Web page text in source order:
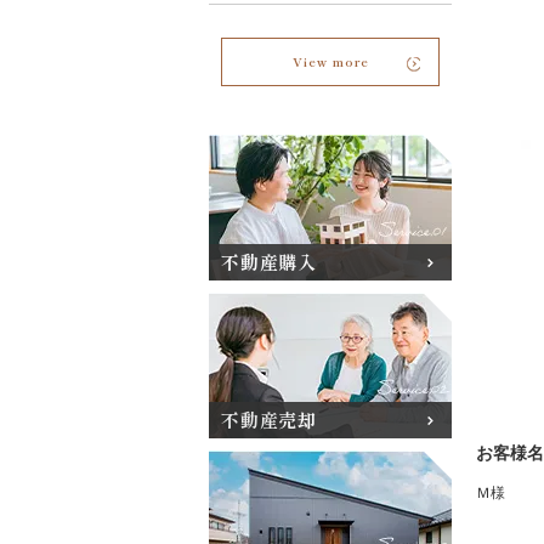
お客様
Ｍ様
View more
不動産購入
不動産売却